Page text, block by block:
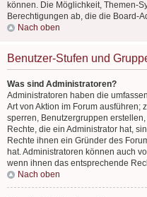
können. Die Möglichkeit, Themen-
Berechtigungen ab, die die Board-
Nach oben
Benutzer-Stufen und
Was sind Administratoren?
Administratoren haben die
Art von Aktion im Forum ausführen;
sperren, Benutzergruppen
Rechte, die ein Administrator hat,
Rechte ihnen ein Gründer des
hat. Administratoren können auch
wenn ihnen das entsprechende
Nach oben